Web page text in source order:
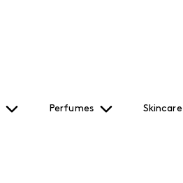
Perfumes Skincare